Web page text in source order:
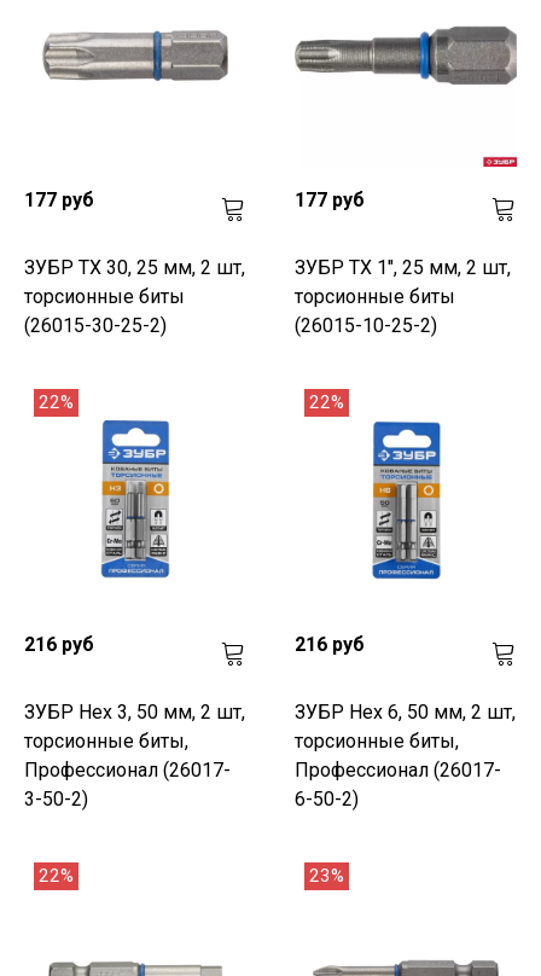
177 руб
ЗУБР TX 30, 25 мм, 2 шт,
торсионные биты
(26015-30-25-2)
177 руб
ЗУБР TX 1", 25 мм, 2 шт,
торсионные биты
(26015-10-25-2)
22%
216 руб
ЗУБР Hex 3, 50 мм, 2 шт,
торсионные биты,
Профессионал (26017-
3-50-2)
22%
216 руб
ЗУБР Hex 6, 50 мм, 2 шт,
торсионные биты,
Профессионал (26017-
6-50-2)
22% 23%